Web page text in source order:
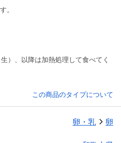
。
）、以降は加熱処理して食べてく
この商品のタイプについて
卵・乳 卵